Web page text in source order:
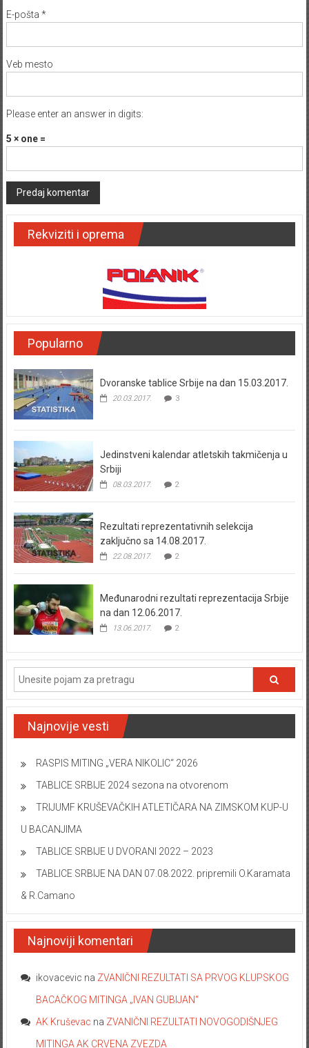
E-pošta *
Veb mesto
Please enter an answer in digits:
5 × one =
Rekviziti i oprema
Popularno
Dvoranske tablice Srbije na dan 15.03.2017.
20.03.2017. 3
Jedinstveni kalendar atletskih takmičenja u
Srbiji
08.03.2017. 2
Rezultati reprezentativnih selekcija
zaključno sa 14.08.2017.
22.08.2017. 2
Međunarodni rezultati reprezentacija Srbije
na dan 12.06.2017.
13.06.2017. 2
Najnovije vesti
RASPIS MITING „VERA NIKOLIC“ 2026
TABLICE SRBIJE 2024 sezona na otvorenom
TRIJUMF KRUŠEVAČKIH ATLETIČARA NA ZIMSKOM KUP-U
U BACANJIMA
TABLICE SRBIJE U DVORANI 2022 – 2023
TABLICE SRBIJE NA DAN 07.08.2022. pripremili O.Karamata
& R.Camano
Najnoviji komentari
ikovacevic na ZVANIČNI REZULTATI SA PRVOG KLUPSKOG
BACAČKOG MITINGA „IVAN GUBIJAN“
AK Kruševac na ZVANIČNI REZULTATI NOVOGODIŠNJEG
MITINGA AK CRVENA ZVEZDA